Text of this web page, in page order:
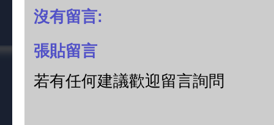
沒有留言:
張貼留言
若有任何建議歡迎留言詢問